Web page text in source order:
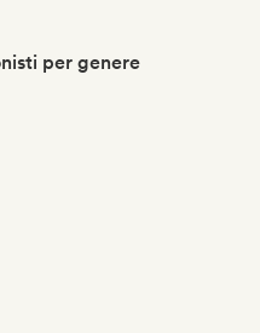
per genere